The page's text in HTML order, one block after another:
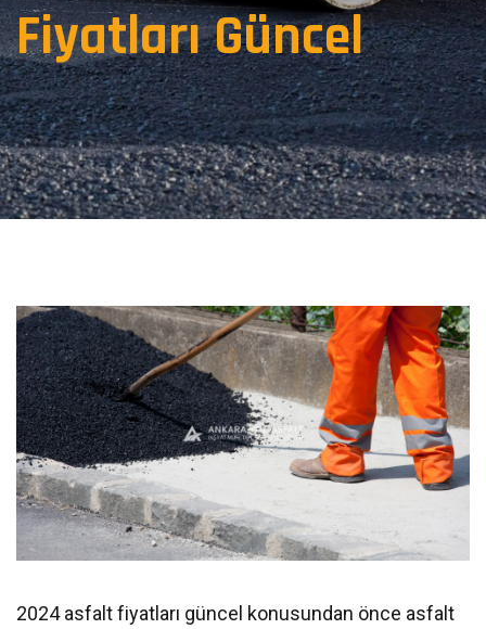
Fiyatları Güncel
2024 asfalt fiyatları güncel konusundan önce asfalt